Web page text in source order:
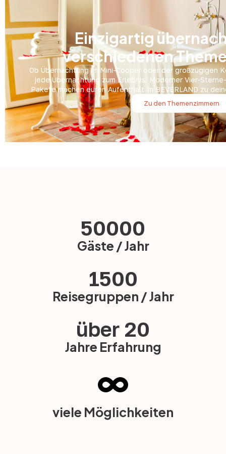
Einzigartig
verschiedenen
Ob Übernachtung im Mini-Cooper oder der großzügigen
jede Übernachtung zum Erlebnis. Moderner Vier-
Pakete machen euren Aufenthalt im BEVERLAND zu
Zu den Themenzimmern
Gäste / Jahr
50000
Reisegruppen / Jahr
1500
Jahre Erfahrung
über 20
viele Möglichkeiten